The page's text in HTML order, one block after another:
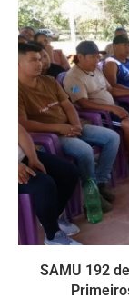
SAMU 192